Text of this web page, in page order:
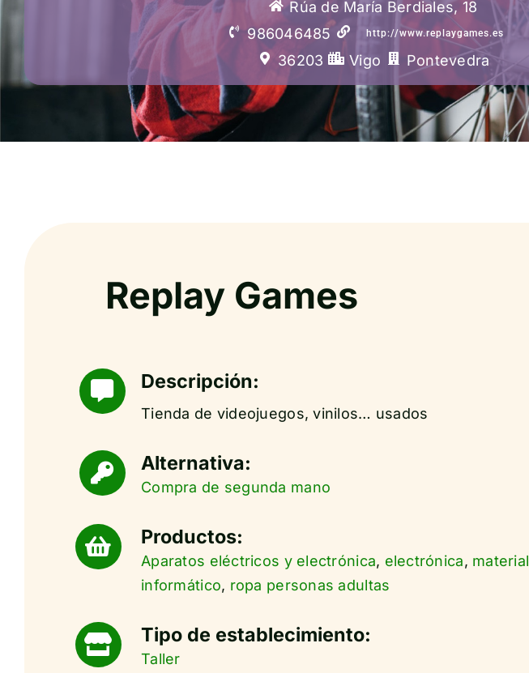
Rúa de María Berdiales, 18
986046485
http://www.replaygames.es
36203 Vigo Pontevedra
Replay Games
Descripción:
Tienda de videojuegos, vinilos… usados
Alternativa:
Compra de segunda mano
Productos:
Aparatos eléctricos y electrónica, electrónica, material
informático, ropa personas adultas
Tipo de establecimiento:
Taller